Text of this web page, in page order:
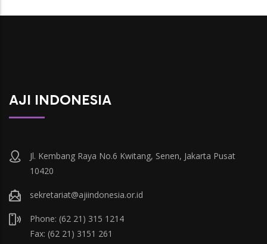
AJI INDONESIA
Jl. Kembang Raya No.6 Kwitang, Senen, Jakarta Pusat
10420
sekretariat@ajiindonesia.or.id
Phone: (62 21) 315 1214
Fax: (62 21) 3151 261